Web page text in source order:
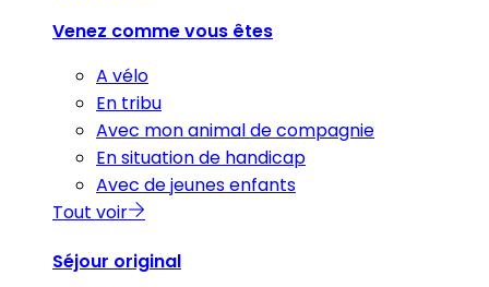
Venez comme vous êtes
A vélo
En tribu
Avec mon animal de compagnie
En situation de handicap
Avec de jeunes enfants
Tout voir
Séjour original